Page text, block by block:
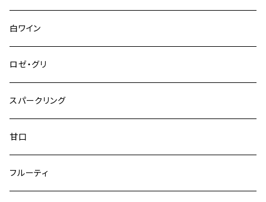
白ワイン
ロゼ・グリ
スパークリング
甘口
フルーティ